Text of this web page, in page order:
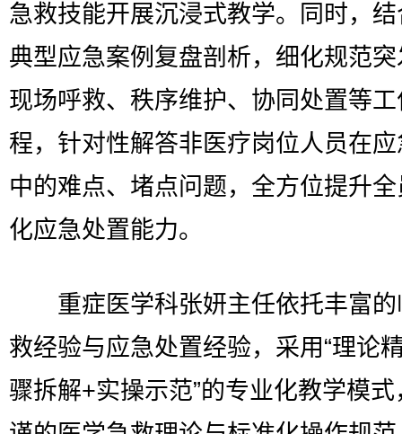
急救技能开展沉浸式教学。同时，
典型应急案例复盘剖析，细化规范
现场呼救、秩序维护、协同处置等
程，针对性解答非医疗岗位人员在
中的难点、堵点问题，全方位提升
化应急处置能力。
重症医学科张妍主任依托丰富的
救经验与应急处置经验，采用“理论
骤拆解+实操示范”的专业化教学模